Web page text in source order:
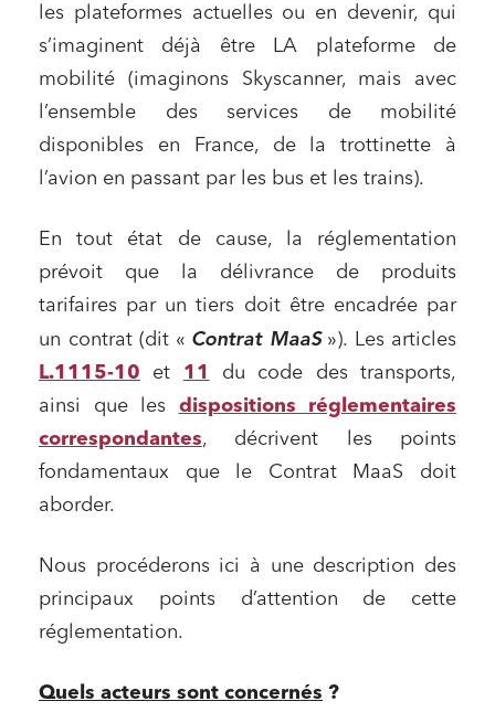
les plateformes actuelles ou en devenir, qui
s’imaginent déjà être LA plateforme de
mobilité (imaginons Skyscanner, mais avec
l’ensemble des services de mobilité
disponibles en France, de la trottinette à
l’avion en passant par les bus et les trains).
En tout état de cause, la réglementation
prévoit que la délivrance de produits
tarifaires par un tiers doit être encadrée par
un contrat (dit « Contrat MaaS»). Les articles
L.1115-10 et 11
du code des transports,
ainsi que les dispositions réglementaires
correspondantes, décrivent les points
fondamentaux que le Contrat MaaS doit
aborder.
Nous procéderons ici à une description des
principaux points d’attention de cette
réglementation.
Quels acteurs sont concernés ?